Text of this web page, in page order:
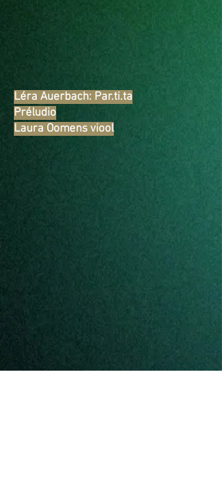
Léra Auerbach: Par.ti.ta
Préludio
Laura Oomens viool